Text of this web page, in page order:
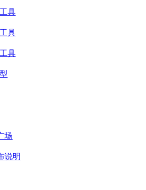
具
具
具
场
说明